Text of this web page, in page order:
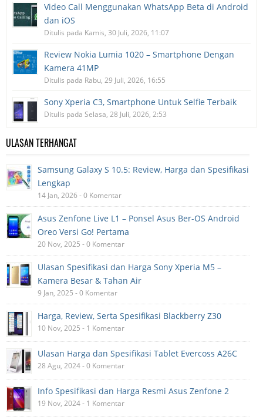
Video Call Menggunakan WhatsApp Beta di Android
dan iOS
Ditulis pada Kamis, 30 Juli, 2026, 11:07
Review Nokia Lumia 1020 – Smartphone Dengan
Kamera 41MP
Ditulis pada Rabu, 29 Juli, 2026, 16:55
Sony Xperia C3, Smartphone Untuk Selfie Terbaik
Ditulis pada Selasa, 28 Juli, 2026, 2:53
ULASAN TERHANGAT
Samsung Galaxy S 10.5: Review, Harga dan Spesifikasi
Lengkap
14 Jan, 2026 - 0 Komentar
Asus Zenfone Live L1 – Ponsel Asus Ber-OS Android
Oreo Versi Go! Pertama
20 Nov, 2025 - 0 Komentar
Ulasan Spesifikasi dan Harga Sony Xperia M5 –
Kamera Besar & Tahan Air
9 Jan, 2025 - 0 Komentar
Harga, Review, Serta Spesifikasi Blackberry Z30
10 Nov, 2025 - 1 Komentar
Ulasan Harga dan Spesifikasi Tablet Evercoss A26C
28 Agu, 2024 - 0 Komentar
Info Spesifikasi dan Harga Resmi Asus Zenfone 2
19 Nov, 2024 - 1 Komentar